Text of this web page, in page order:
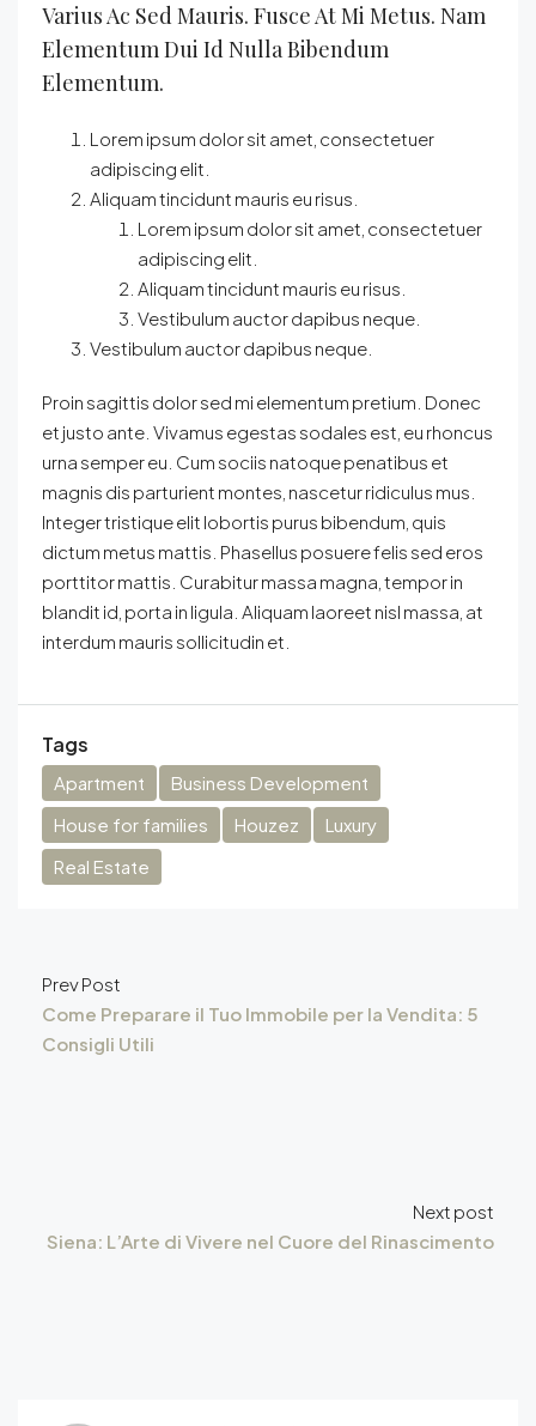
Varius Ac Sed Mauris. Fusce At Mi Metus. Nam
Elementum Dui Id Nulla Bibendum
Elementum.
Lorem ipsum dolor sit amet, consectetuer
adipiscing elit.
Aliquam tincidunt mauris eu risus.
Lorem ipsum dolor sit amet, consectetuer
adipiscing elit.
Aliquam tincidunt mauris eu risus.
Vestibulum auctor dapibus neque.
Vestibulum auctor dapibus neque.
Proin sagittis dolor sed mi elementum pretium. Donec
et justo ante. Vivamus egestas sodales est, eu rhoncus
urna semper eu. Cum sociis natoque penatibus et
magnis dis parturient montes, nascetur ridiculus mus.
Integer tristique elit lobortis purus bibendum, quis
dictum metus mattis. Phasellus posuere felis sed eros
porttitor mattis. Curabitur massa magna, tempor in
blandit id, porta in ligula. Aliquam laoreet nisl massa, at
interdum mauris sollicitudin et.
Tags
Apartment
Business Development
House for families
Houzez
Luxury
Real Estate
Prev Post
Come Preparare il Tuo Immobile per la Vendita: 5
Consigli Utili
Next post
Siena: L’Arte di Vivere nel Cuore del Rinascimento